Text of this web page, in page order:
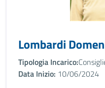
Lombardi
Tipologia Incarico:
Data Inizio: 10/06/2024